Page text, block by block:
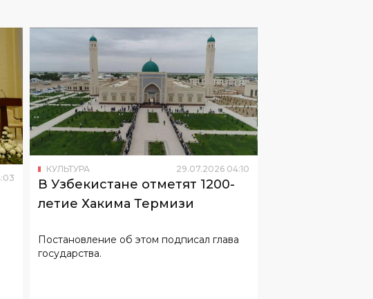
03
КУЛЬТУРА 29.07.2026 04:10
В Узбекистане отметят 1200-
летие Хакима Термизи
Постановление об этом подписал глава
государства.